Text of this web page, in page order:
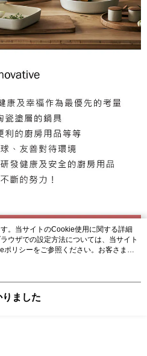
。当サイトのCookie使用に関する詳細
ウザでの設定方法については、当サイト
ポリシーをご参照ください。お客さま
合、当社がサイト利用規約のCookieポリ
りました